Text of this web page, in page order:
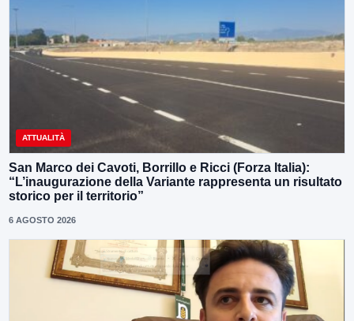
ATTUALITÀ
San Marco dei Cavoti, Borrillo e Ricci (Forza Italia):
“L’inaugurazione della Variante rappresenta un risultato
storico per il territorio”
6 AGOSTO 2026